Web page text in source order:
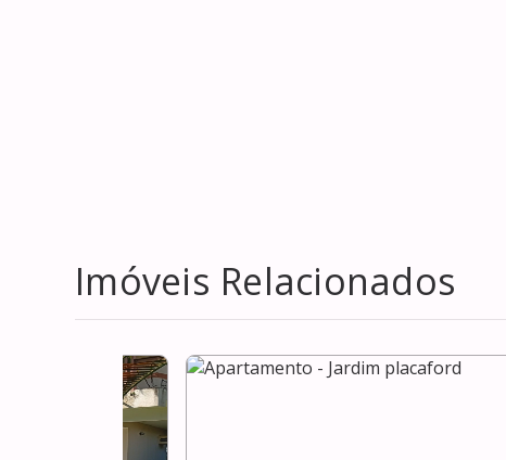
Imóveis Relacionados